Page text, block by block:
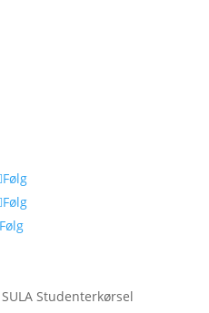
Følg
Følg
Følg
Studenterkørsel